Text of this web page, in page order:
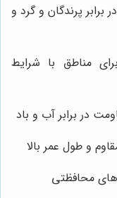
پرندگان و گرد و
مناطق با شرایط
در برابر آب و باد
و طول عمر بالا
محافظتی